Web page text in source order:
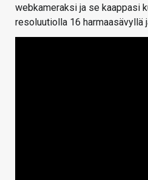
webkameraksi ja se kaappasi
resoluutiolla 16 harmaasävyllä